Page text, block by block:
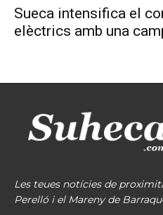
Sueca intensifica el
elèctrics amb una
Les teues notícies de
Perelló i el Mareny de